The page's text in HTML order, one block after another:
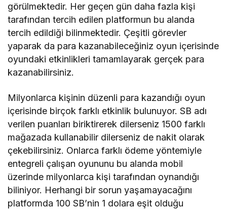
görülmektedir. Her geçen gün daha fazla kişi
tarafından tercih edilen platformun bu alanda
tercih edildiği bilinmektedir. Çeşitli görevler
yaparak da para kazanabileceğiniz oyun içerisinde
oyundaki etkinlikleri tamamlayarak gerçek para
kazanabilirsiniz.
Milyonlarca kişinin düzenli para kazandığı oyun
içerisinde birçok farklı etkinlik bulunuyor. SB adı
verilen puanları biriktirerek dilerseniz 1500 farklı
mağazada kullanabilir dilerseniz de nakit olarak
çekebilirsiniz. Onlarca farklı ödeme yöntemiyle
entegreli çalışan oyununu bu alanda mobil
üzerinde milyonlarca kişi tarafından oynandığı
biliniyor. Herhangi bir sorun yaşamayacağını
platformda 100 SB’nin 1 dolara eşit olduğu